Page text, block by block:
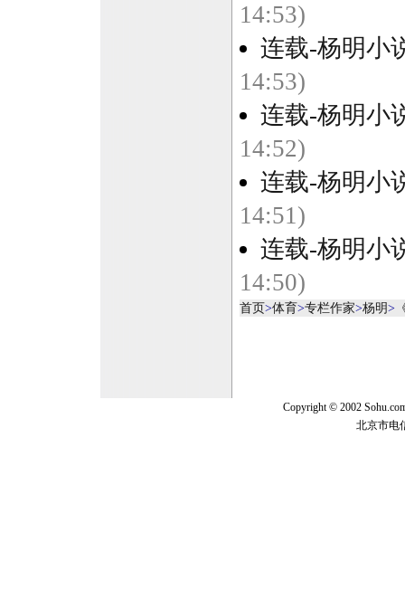
14:53)
连载-杨明小
14:53)
连载-杨明小
14:52)
连载-杨明小
14:51)
连载-杨明小
14:50)
首页>体育>专栏作家>杨明>
Copyright © 2002
北京市电